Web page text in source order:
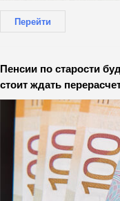
Перейти
Пенсии по старости
стоит ждать